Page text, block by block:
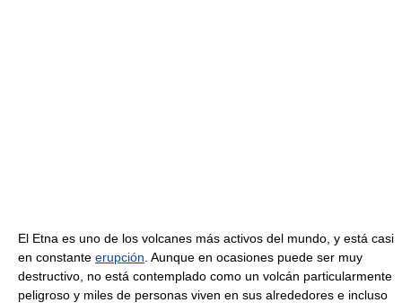
El Etna es uno de los volcanes más activos del mundo, y está casi
en constante erupción . Aunque en ocasiones puede ser muy
destructivo, no está contemplado como un volcán particularmente
peligroso y miles de personas viven en sus alrededores e incluso